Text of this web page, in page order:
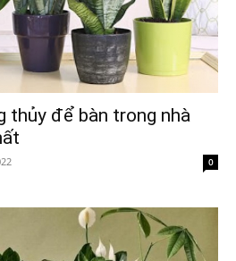
thủy để bàn trong nhà
0